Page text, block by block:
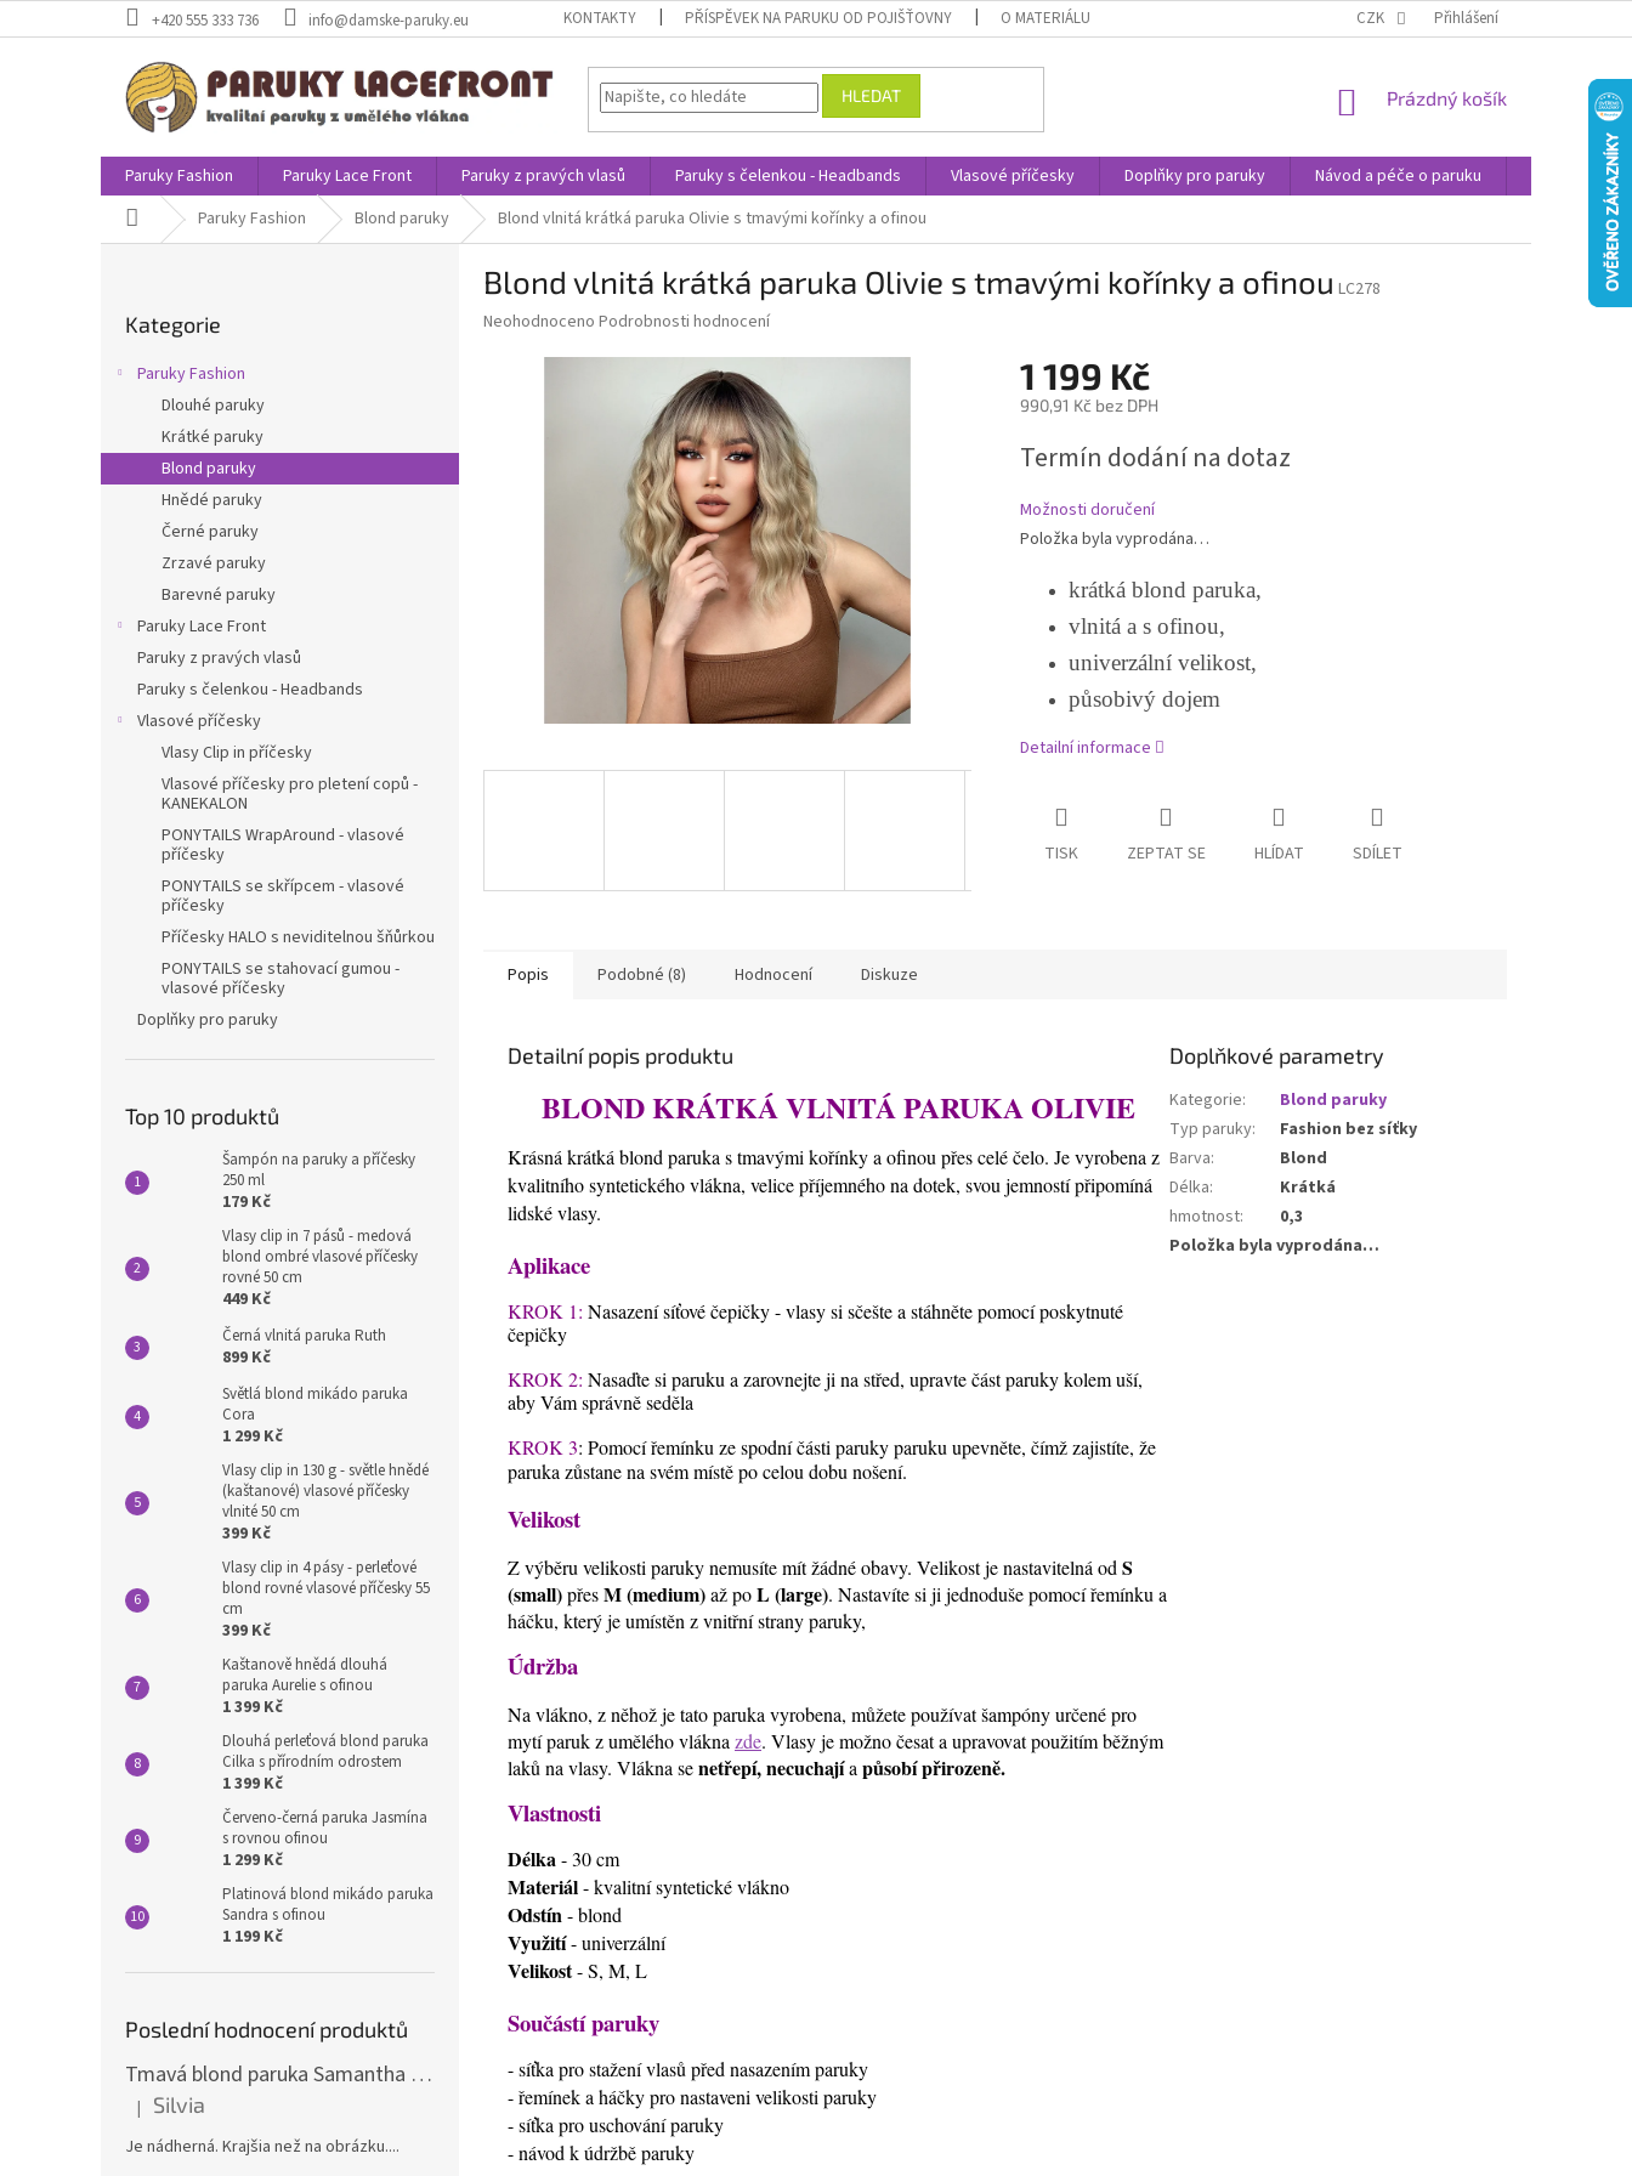
na
+420 555 333 736 info@damske-paruky.eu KONTAKTY PŘÍSPĚVEK NA PARUKU OD POJIŠŤOVNY O MATERIÁLU OBCHODNÍ PODMÍNKY PODMÍNKY
CZK Přihlášení
HLEDAT
NÁKUPNÍ
Prázdný košík
Paruky Fashion Paruky Lace Front Paruky z pravých vlasů Paruky s čelenkou - Headbands Vlasové příčesky Doplňky pro paruky Návod a péče o paruku
Příspěvek
Domů Paruky Fashion Blond paruky Blond vlnitá krátká paruka Olivie s tmavými kořínky a ofinou
kategorie
Kategorie
Paruky Fashion
Dlouhé paruky
Krátké paruky
Blond paruky
Hnědé paruky
Černé paruky
Zrzavé paruky
Barevné paruky
Paruky Lace Front
Paruky z pravých vlasů
Paruky s čelenkou - Headbands
Vlasové příčesky
Vlasy Clip in příčesky
Vlasové příčesky pro pletení copů -
KANEKALON
PONYTAILS WrapAround - vlasové
příčesky
PONYTAILS se skřípcem - vlasové
příčesky
Příčesky HALO s neviditelnou šňůrkou
PONYTAILS se stahovací gumou -
vlasové příčesky
Doplňky pro paruky
Top 10 produktů
Šampón na paruky a příčesky
250 ml
179 Kč
Vlasy clip in 7 pásů - medová
blond ombré vlasové příčesky
rovné 50 cm
449 Kč
Černá vlnitá paruka Ruth
899 Kč
Světlá blond mikádo paruka
Cora
1 299 Kč
Vlasy clip in 130 g - světle hnědé
(kaštanové) vlasové příčesky
vlnité 50 cm
399 Kč
Vlasy clip in 4 pásy - perleťové
blond rovné vlasové příčesky 55
cm
399 Kč
Kaštanově hnědá dlouhá
paruka Aurelie s ofinou
1 399 Kč
Dlouhá perleťová blond paruka
Cilka s přírodním odrostem
1 399 Kč
Červeno-černá paruka Jasmína
s rovnou ofinou
1 299 Kč
Platinová blond mikádo paruka
Sandra s ofinou
1 199 Kč
Poslední hodnocení produktů
Tmavá blond paruka Samantha s melíry
Hodnocení produktu je 5 z 5 hvězdiček.
| Silvia
Je nádherná. Krajšia než na obrázku....
Blond vlnitá krátká paruka Olivie s tmavými kořínky a ofinou LC278
Průměrné
Neohodnoceno Podrobnosti hodnocení
1 199 Kč
990,91 Kč bez DPH
cena:
Termín dodání na dotaz
Možnosti doručení
Položka byla vyprodána…
krátká blond paruka,
vlnitá a s ofinou,
univerzální velikost,
působivý dojem
Detailní informace
TISK ZEPTAT SE HLÍDAT SDÍLET
Popis Podobné (8) Hodnocení Diskuze
Detailní popis produktu
BLOND KRÁTKÁ VLNITÁ PARUKA OLIVIE
Krásná krátká blond paruka s tmavými kořínky a ofinou přes celé čelo. Je vyrobena z
kvalitního syntetického vlákna, velice příjemného na dotek, svou jemností připomíná
lidské vlasy.
Aplikace
KROK 1: Nasazení síťové čepičky - vlasy si sčešte a stáhněte pomocí poskytnuté
čepičky
KROK 2: Nasaďte si paruku a zarovnejte ji na střed, upravte část paruky kolem uší,
aby Vám správně seděla
KROK 3: Pomocí řemínku ze spodní části paruky paruku upevněte, čímž zajistíte, že
paruka zůstane na svém místě po celou dobu nošení.
Velikost
Z výběru velikosti paruky nemusíte mít žádné obavy. Velikost je nastavitelná od S
(small)přesM (medium)až poL (large). Nastavíte si ji jednoduše pomocí řemínku a
háčku, který je umístěn z vnitřní strany paruky,
Údržba
Na vlákno, z něhož je tato paruka vyrobena, můžete používat šampóny určené pro
mytí paruk z umělého vlákna zde. Vlasy je možno česat a upravovat použitím běžným
laků na vlasy. Vlákna senetřepí, necuchajía působí přirozeně.
Vlastnosti
Délka- 30 cm
Materiál- kvalitní syntetické vlákno
Odstín- blond
Využití- univerzální
Velikost- S, M, L
Součástí paruky
- síťka pro stažení vlasů před nasazením paruky
- řemínek a háčky pro nastaveni velikosti paruky
- síťka pro uschování paruky
- návod k údržbě paruky
Doplňkové parametry
Kategorie:
Blond paruky
Typ paruky:
Fashion bez síťky
Barva:
Blond
Délka:
Krátká
hmotnost:
0,3
Položka byla vyprodána…